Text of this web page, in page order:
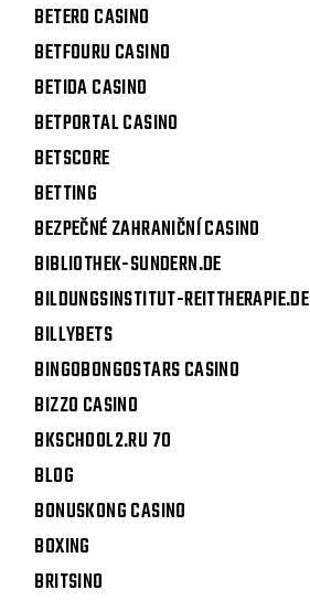
BETERO CASINO
BETFOURU CASINO
BETIDA CASINO
BETPORTAL CASINO
BETSCORE
BETTING
BEZPEČNÉ ZAHRANIČNÍ CASINO
BIBLIOTHEK-SUNDERN.DE
BILDUNGSINSTITUT-REITTHERAPIE.DE
BILLYBETS
BINGOBONGOSTARS CASINO
BIZZO CASINO
BKSCHOOL2.RU 70
BLOG
BONUSKONG CASINO
BOXING
BRITSINO